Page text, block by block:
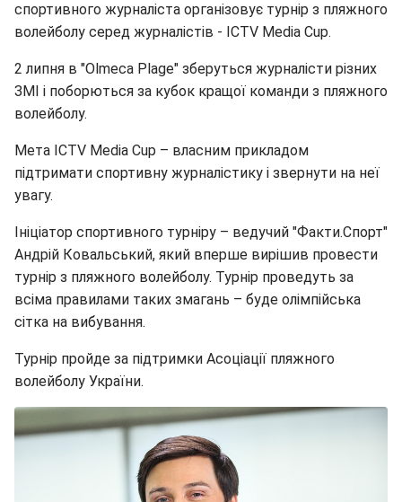
спортивного журналіста організовує турнір з пляжного
волейболу серед журналістів - ICTV Media Cup.
2 липня в "Olmeca Plage" зберуться журналісти різних
ЗМІ і поборються за кубок кращої команди з пляжного
волейболу.
Мета ICTV Media Cup – власним прикладом
підтримати спортивну журналістику і звернути на неї
увагу.
Ініціатор спортивного турніру – ведучий "Факти.Спорт"
Андрій Ковальський, який вперше вирішив провести
турнір з пляжного волейболу. Турнір проведуть за
всіма правилами таких змагань – буде олімпійська
сітка на вибування.
Турнір пройде за підтримки Асоціації пляжного
волейболу України.